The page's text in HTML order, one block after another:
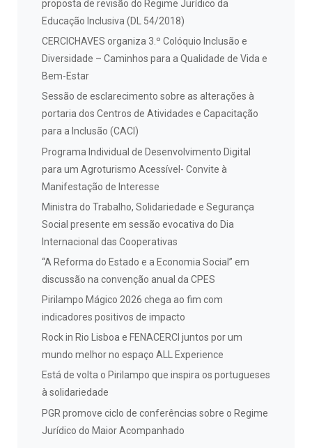
proposta de revisão do Regime Jurídico da
Educação Inclusiva (DL 54/2018)
CERCICHAVES organiza 3.º Colóquio Inclusão e
Diversidade – Caminhos para a Qualidade de Vida e
Bem-Estar
Sessão de esclarecimento sobre as alterações à
portaria dos Centros de Atividades e Capacitação
para a Inclusão (CACI)
Programa Individual de Desenvolvimento Digital
para um Agroturismo Acessível- Convite à
Manifestação de Interesse
Ministra do Trabalho, Solidariedade e Segurança
Social presente em sessão evocativa do Dia
Internacional das Cooperativas
“A Reforma do Estado e a Economia Social” em
discussão na convenção anual da CPES
Pirilampo Mágico 2026 chega ao fim com
indicadores positivos de impacto
Rock in Rio Lisboa e FENACERCI juntos por um
mundo melhor no espaço ALL Experience
Está de volta o Pirilampo que inspira os portugueses
à solidariedade
PGR promove ciclo de conferências sobre o Regime
Jurídico do Maior Acompanhado